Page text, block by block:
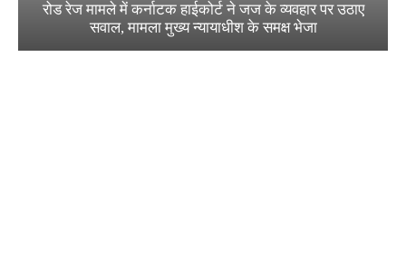
रोड रेज मामले में कर्नाटक हाईकोर्ट ने जज के व्यवहार पर उठाए
सवाल, मामला मुख्य न्यायाधीश के समक्ष भेजा